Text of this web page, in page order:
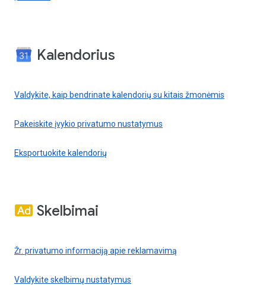
Kalendorius
Valdykite, kaip bendrinate kalendorių su kitais žmonėmis
Pakeiskite įvykio privatumo nustatymus
Eksportuokite kalendorių
Skelbimai
Žr. privatumo informaciją apie reklamavimą
Valdykite skelbimų nustatymus